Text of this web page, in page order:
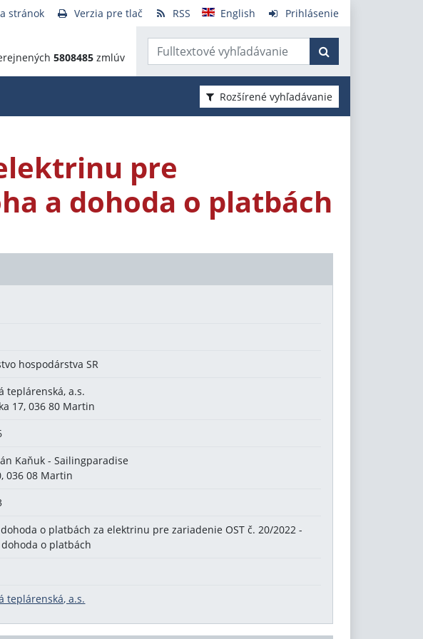
stránok Verzia pre tlač RSS English Prihlásenie
5808485 zmlúv
Rozšírené vyhľadávanie
pre
a dohoda o platbách
hospodárstva SR
teplárenská, a.s.
17, 036 80 Martin
Kaňuk - Sailingparadise
036 08 Martin
o platbách za elektrinu pre zariadenie OST č. 20/2022 -
o platbách
teplárenská, a.s.